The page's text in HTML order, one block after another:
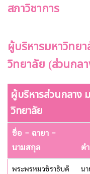
สภาวิชาการ
ผู้บริหารมหาวิทย
วิทยาลัย (ส่วนกล
ผู้บริหารส่วนกลาง
วิทยาลัย
ชื่อ - ฉายา -
นามสกุล
ต
พระพรหมวชิราธิบดี
น